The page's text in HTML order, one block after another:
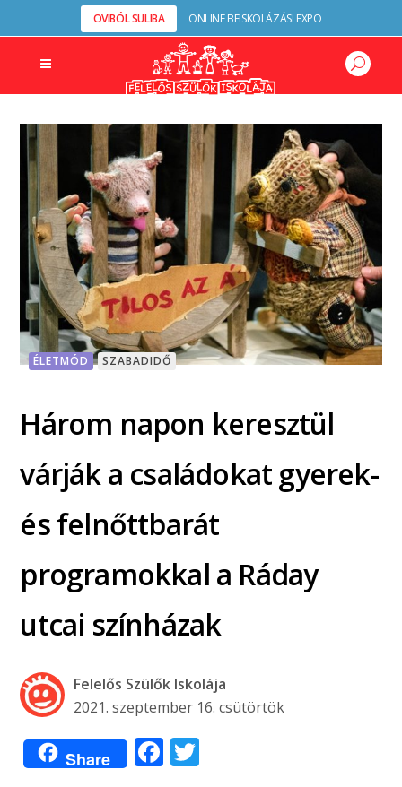
OVIBÓL SULIBA ONLINE BEISKOLÁZÁSI EXPO
ÉLETMÓD SZABADIDŐ
Három napon keresztül
várják a családokat gyerek-
és felnőttbarát
programokkal a Ráday
utcai színházak
Felelős Szülők Iskolája
2021. szeptember 16. csütörtök
Share Facebook